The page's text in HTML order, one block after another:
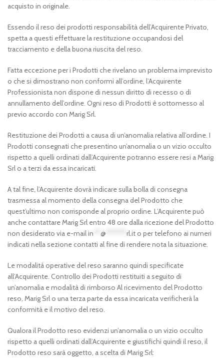
acquisto in originale.
Essendo il reso dei prodotti responsabilità dell’Acquirente Privato,
spetta a questi effettuare la restituzione occupandosi del
tracciamento e della buona riuscita del reso.
Fatta eccezione per i Prodotti che rivelano un problema imprevisto
o che si dimostrano non conformi all’ordine, l’Acquirente
Professionista non dispone di nessun diritto di recesso o di
annullamento dell’ordine. Ogni reso di Prodotti è sottomesso al
previo accordo con Marig Srl.
Restituzione dei Prodotti a causa di un’anomalia relativa all’ordine. I
Prodotti consegnati che presentino un’anomalia o un vizio occulto
rispetto a quelli ordinati dall’Acquirente potranno essere resi a Marig
Srl o a terzi da essa incaricati.
A tal fine, l’Acquirente dovrà indicare sulla bolla di consegna
trasmessa al momento della consegna del Prodotto che
quest’ultimo non corrisponde al proprio ordine. L’Acquirente può
anche contattare Marig Srl entro 48 ore dalla ricezione del Prodotto
non desiderato via e-mailin @ rl.ito per telefono ai numeri
indicati nella sezione contatti al fine di rendere nota la situazione.
Le modalità operative del reso saranno quindi specificate
all’Acquirente. Controllo dei Prodotti restituiti a seguito di
un’anomalia e modalità di rimborso Al ricevimento del Prodotto
reso, Marig Srl o una terza parte da essa incaricata verificherà la
conformità e il motivo del reso.
Qualora il Prodotto reso evidenzi un’anomalia o un vizio occulto
rispetto a quelli ordinati dall’Acquirente e giustifichi quindi il reso, il
Prodotto reso sarà oggetto, a scelta di Marig Srl: